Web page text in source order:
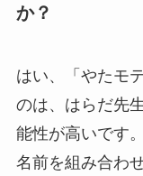
か？
はい、「やたモ
のは、はらだ先
能性が高いです
名前を組み合わ